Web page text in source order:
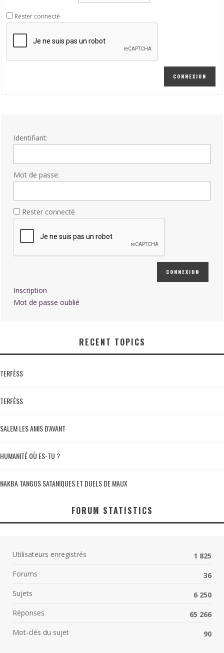
Rester connecté
CONNEXION
Identifiant:
Mot de passe:
Rester connecté
CONNEXION
Inscription
Mot de passe oublié
RECENT TOPICS
TERFÈSS
TERFÈSS
SALEM LES AMIS D'AVANT
HUMANITÉ OÙ ES-TU ?
NAKBA TANGOS SATANIQUES ET DUELS DE MAUX
FORUM STATISTICS
Utilisateurs enregistrés
1 825
Forums
36
Sujets
6 250
Réponses
65 266
Mot-clés du sujet
90